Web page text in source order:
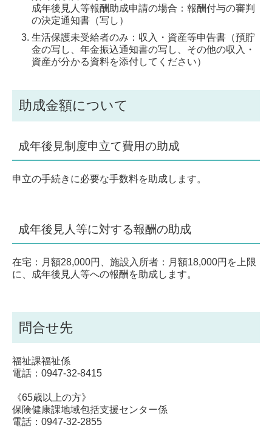
成年後見人等報酬助成申請の場合：報酬付与の審判
の決定通知書（写し）
生活保護未受給者のみ：収入・資産等申告書（預貯
金の写し、年金振込通知書の写し、その他の収入・
資産が分かる資料を添付してください）
助成金額について
成年後見制度申立て費用の助成
申立の手続きに必要な手数料を助成します。
成年後見人等に対する報酬の助成
在宅：月額28,000円、施設入所者：月額18,000円を上限
に、成年後見人等への報酬を助成します。
問合せ先
福祉課福祉係
電話：0947-32-8415
《65歳以上の方》
保険健康課地域包括支援センター係
電話：0947-32-2855